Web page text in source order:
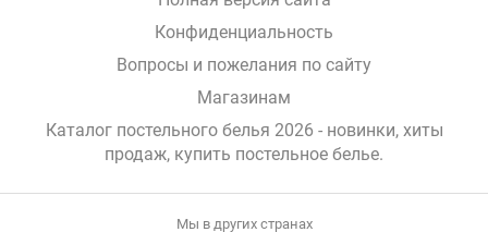
Конфиденциальность
Вопросы и пожелания по сайту
Магазинам
Каталог постельного белья 2026 - новинки, хиты
продаж, купить постельное белье.
Мы в других странах